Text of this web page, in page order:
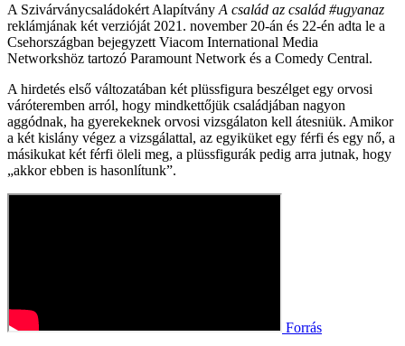
A Szivárványcsaládokért Alapítvány A család az család #ugyanaz
reklámjának két verzióját 2021. november 20-án és 22-én adta le a
Csehországban bejegyzett Viacom International Media
Networkshöz tartozó Paramount Network és a Comedy Central.
A hirdetés első változatában két plüssfigura beszélget egy orvosi
váróteremben arról, hogy mindkettőjük családjában nagyon
aggódnak, ha gyerekeknek orvosi vizsgálaton kell átesniük. Amikor
a két kislány végez a vizsgálattal, az egyiküket egy férfi és egy nő, a
másikukat két férfi öleli meg, a plüssfigurák pedig arra jutnak, hogy
„akkor ebben is hasonlítunk”.
Forrás